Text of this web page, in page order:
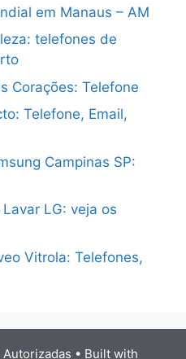
em Manaus – AM
telefones de
Corações: Telefone
Telefone, Email,
Campinas SP:
LG: veja os
Vitrola: Telefones,
• Built with